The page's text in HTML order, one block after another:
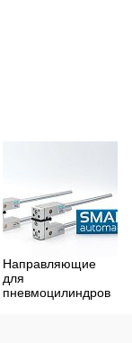
Направляющие
для
пневмоцилиндров